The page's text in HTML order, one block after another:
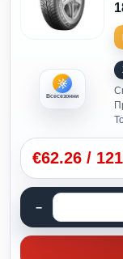
Всесезонни
€62.26 /